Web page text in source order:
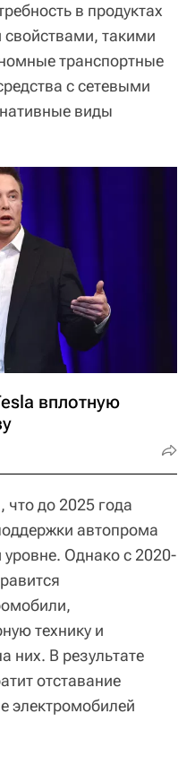
в продуктах
такими
транспортные
с сетевыми
виды
вплотную
что до 2025 года
автопрома
Однако с 2020-
технику и
них. В результате
отставание
электромобилей